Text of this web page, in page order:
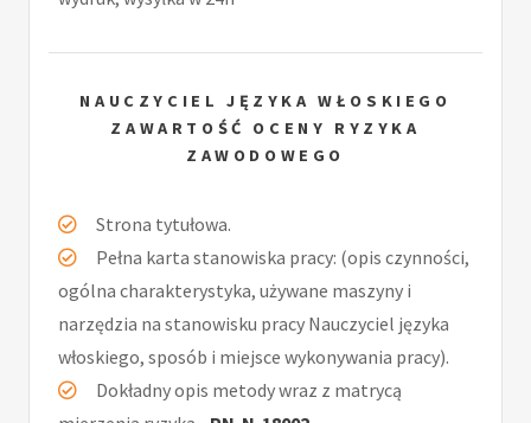
NAUCZYCIEL JĘZYKA WŁOSKIEGO
ZAWARTOŚĆ OCENY RYZYKA
ZAWODOWEGO
Strona tytułowa.
Pełna karta stanowiska pracy: (opis czynności,
ogólna charakterystyka, używane maszyny i
narzędzia na stanowisku pracy Nauczyciel języka
włoskiego, sposób i miejsce wykonywania pracy).
Dokładny opis metody wraz z matrycą